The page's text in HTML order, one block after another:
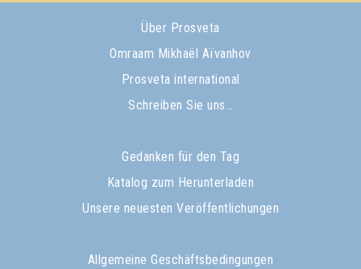
Über Prosveta
Omraam Mikhaël Aïvanhov
Prosveta international
Schreiben Sie uns…
Gedanken für den Tag
Katalog zum Herunterladen
Unsere neuesten Veröffentlichungen
Allgemeine Geschäftsbedingungen